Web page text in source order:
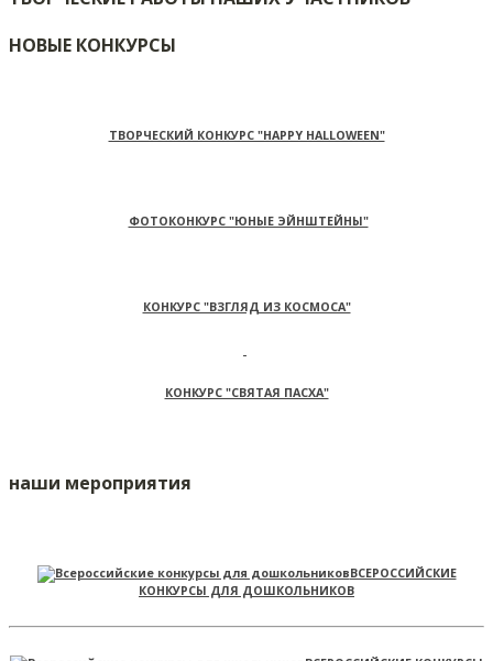
НОВЫЕ КОНКУРСЫ
ТВОРЧЕСКИЙ КОНКУРС "HAPPY HALLOWEEN"
ФОТОКОНКУРС "ЮНЫЕ ЭЙНШТЕЙНЫ"
КОНКУРС "ВЗГЛЯД ИЗ КОСМОСА"
КОНКУРС "СВЯТАЯ ПАСХА"
наши мероприятия
ВСЕРОССИЙСКИЕ
КОНКУРСЫ ДЛЯ ДОШКОЛЬНИКОВ